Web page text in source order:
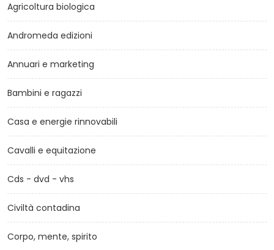
Agricoltura biologica
Andromeda edizioni
Annuari e marketing
Bambini e ragazzi
Casa e energie rinnovabili
Cavalli e equitazione
Cds - dvd - vhs
Civiltà contadina
Corpo, mente, spirito